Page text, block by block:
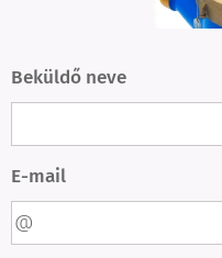
Beküldő neve
E-mail